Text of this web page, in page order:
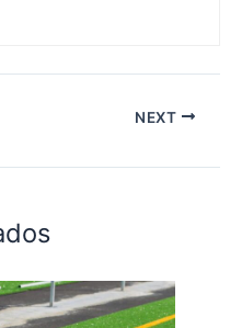
NEXT